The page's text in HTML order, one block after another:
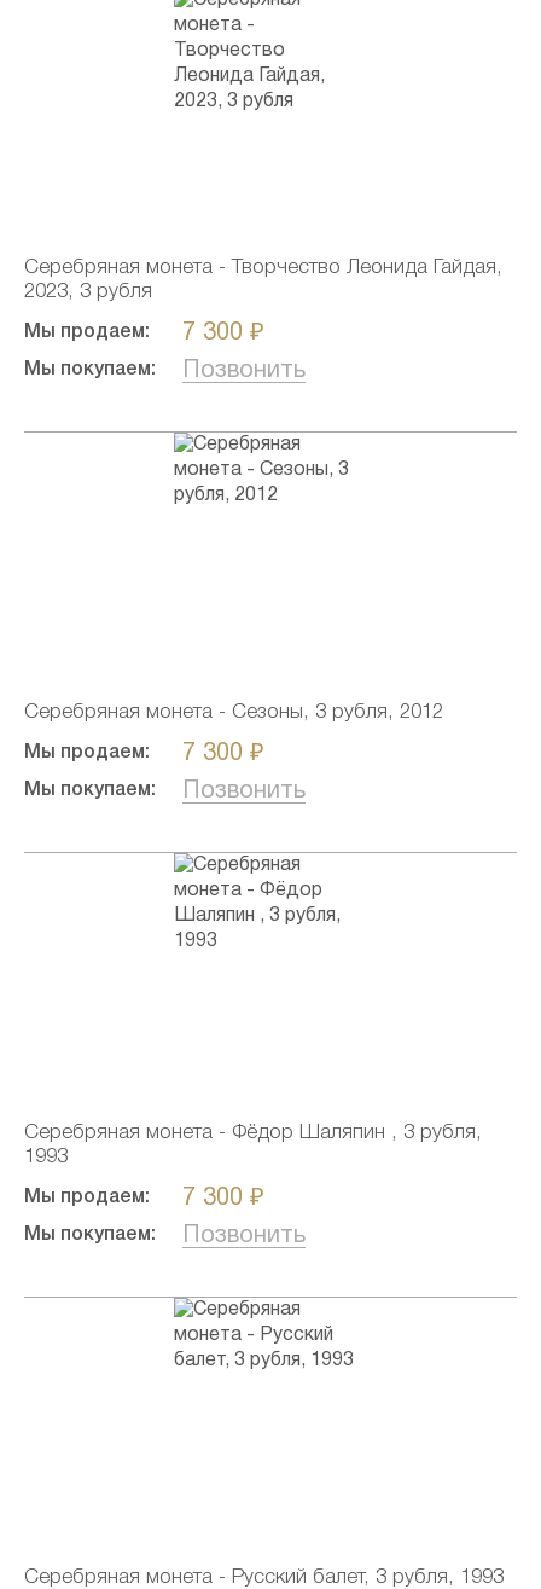
Серебряная монета - Творчество Леонида Гайдая,
2023, 3 рубля
Мы продаем: 7 300 ₽
Мы покупаем: Позвонить
Серебряная монета - Сезоны, 3 рубля, 2012
Мы продаем: 7 300 ₽
Мы покупаем: Позвонить
Серебряная монета - Фёдор Шаляпин , 3 рубля,
1993
Мы продаем: 7 300 ₽
Мы покупаем: Позвонить
Серебряная монета - Русский балет, 3 рубля, 1993